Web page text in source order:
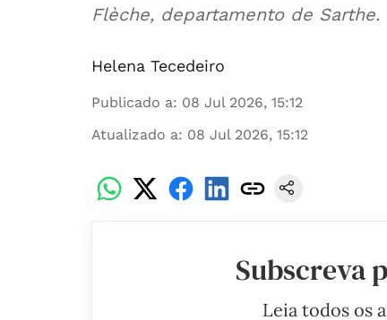
Flèche, departamento de Sarthe.
Helena Tecedeiro
Publicado a: 08 Jul 2026, 15:12
Atualizado a: 08 Jul 2026, 15:12
Subscreva
Leia todos os